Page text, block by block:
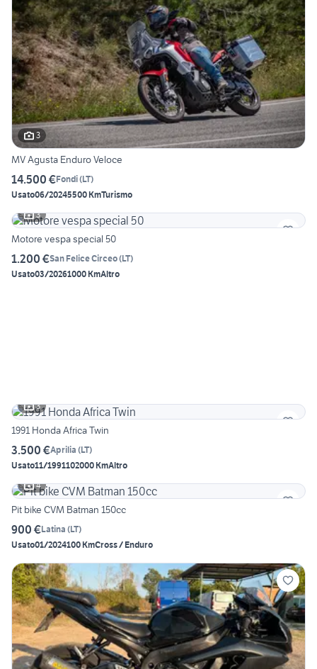
3
MV Agusta Enduro Veloce
14.500 €Fondi(LT)
Usato06/20245500 KmTurismo
3
Motore vespa special 50
1.200 €San Felice Circeo(LT)
Usato03/20261000 KmAltro
3
1991 Honda Africa Twin
3.500 €Aprilia (LT)
Usato11/1991102000 KmAltro
4
Pit bike CVM Batman 150cc
900 €Latina (LT)
Usato01/2024100 KmCross / Enduro